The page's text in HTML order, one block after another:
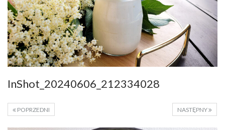
InShot_20240606_212334028
NASTĘPNY
POPRZEDNI